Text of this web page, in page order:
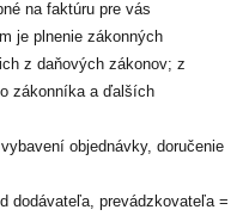
na faktúru pre vás
je plnenie zákonných
z daňových zákonov; z
zákonníka a ďalších
objednávky, doručenie
dodávateľa, prevádzkovateľa =